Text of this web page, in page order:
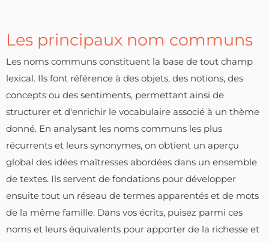
Les principaux nom communs
Les noms communs constituent la base de tout champ
lexical. Ils font référence à des objets, des notions, des
concepts ou des sentiments, permettant ainsi de
structurer et d'enrichir le vocabulaire associé à un thème
donné. En analysant les noms communs les plus
récurrents et leurs synonymes, on obtient un aperçu
global des idées maîtresses abordées dans un ensemble
de textes. Ils servent de fondations pour développer
ensuite tout un réseau de termes apparentés et de mots
de la même famille. Dans vos écrits, puisez parmi ces
noms et leurs équivalents pour apporter de la richesse et